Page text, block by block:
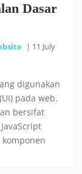
Dasar
| 11 July
digunakan
pada web.
bersifat